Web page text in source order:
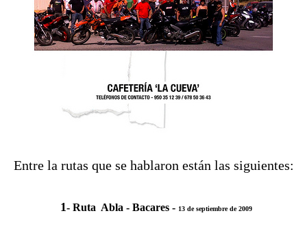
Entre la rutas que se hablaron están las siguientes:
1- Ruta Abla - Bacares - 13 de septiembre de 2009